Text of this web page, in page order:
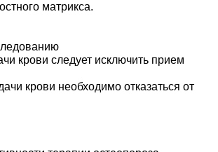
матрикса.
крови следует исключить прием
крови необходимо отказаться от